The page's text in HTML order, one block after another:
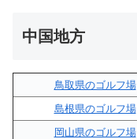
中国地方
鳥取県のゴルフ場
島根県のゴルフ場
岡山県のゴルフ場